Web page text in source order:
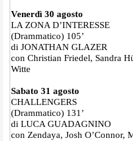
Venerdì 30 agosto
LA ZONA D’INTERESSE
(Drammatico) 105’
di JONATHAN GLAZER
con Christian Friedel, Sandra
Witte
Sabato 31 agosto
CHALLENGERS
(Drammatico) 131’
di LUCA GUADAGNINO
con Zendaya, Josh O’Connor,